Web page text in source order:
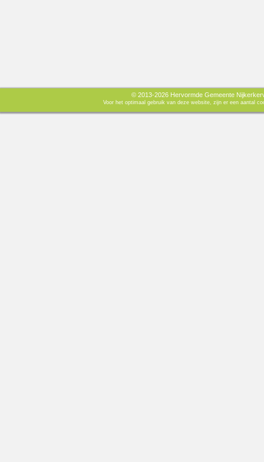
© 2013-2026 Hervormde Gemeente
Voor het optimaal gebruik van deze website, zijn er een aantal